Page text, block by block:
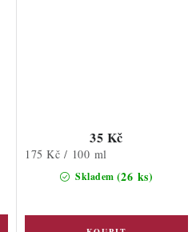
Skladem (26 ks)
35 Kč
Měrná
175 Kč / 100 ml